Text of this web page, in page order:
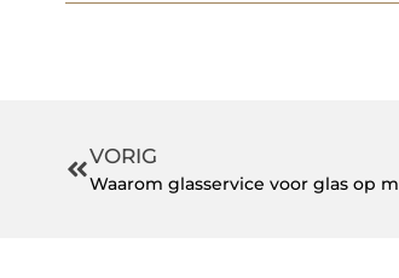
VORIG
Waarom glasservice voor glas op